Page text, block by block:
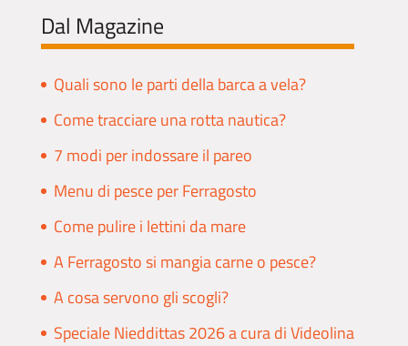
Dal Magazine
Quali sono le parti della barca a vela?
Come tracciare una rotta nautica?
7 modi per indossare il pareo
Menu di pesce per Ferragosto
Come pulire i lettini da mare
A Ferragosto si mangia carne o pesce?
A cosa servono gli scogli?
Speciale Nieddittas 2026 a cura di Videolina